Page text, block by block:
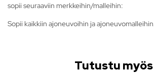
sopii seuraaviin merkkeihin/malleihin:
Sopii kaikkiin ajoneuvoihin ja
Tutustu myös